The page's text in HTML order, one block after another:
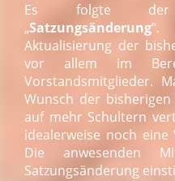
Es folgte der
„Satzungsänderung“.
Aktualisierung der
vor allem im
Vorstandsmitglieder.
Wunsch der
auf mehr Schultern
idealerweise noch eine
Die anwesenden
Satzungsänderung